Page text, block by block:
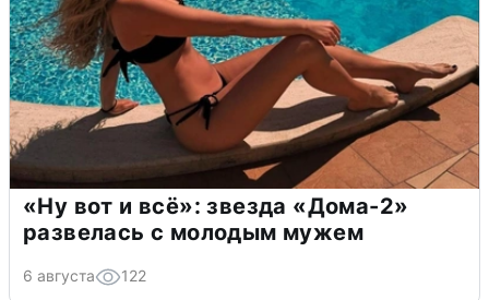
«Ну вот и всё»: звезда «Дома-2»
развелась с молодым мужем
6 августа 122